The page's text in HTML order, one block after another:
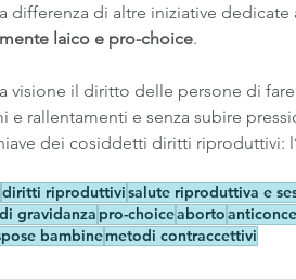
differenza di altre iniziative
laico e pro-choice.
visione il diritto delle persone di
e rallentamenti e senza subire
dei cosiddetti diritti riproduttivi:
diritti riproduttivisalute riproduttiva e
gravidanza pro-choiceaborto
bambinemetodi contraccettivi